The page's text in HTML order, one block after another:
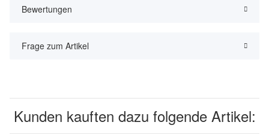
Bewertungen
Frage zum Artikel
Kunden kauften dazu folgende Artikel: